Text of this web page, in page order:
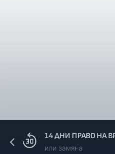
14 ДНИ ПРАВО НА
или замяна